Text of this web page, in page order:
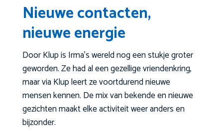
Nieuwe contacten,
nieuwe energie
Door Klup is Irma’s wereld nog een stukje groter
geworden. Ze had al een gezellige vriendenkring,
maar via Klup leert ze voortdurend nieuwe
mensen kennen. De mix van bekende en nieuwe
gezichten maakt elke activiteit weer anders en
bijzonder.